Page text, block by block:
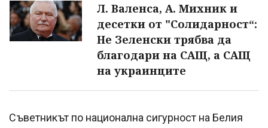
Л. Валенса, А. Михник и
десетки от "Солидарност“:
Не Зеленски трябва да
благодари на САЩ, а САЩ
на украинците
Съветникът по национална сигурност на Белия